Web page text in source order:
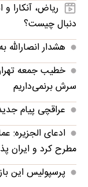
ریاض، آنکارا
دنبال چیست؟
هشدار انصارالله
خطیب جمعه
سرش برنمی‌داریم
عراقچی پیام
ادعای الجزیره:
مطرح کرد و ایران
پرسپولیس این